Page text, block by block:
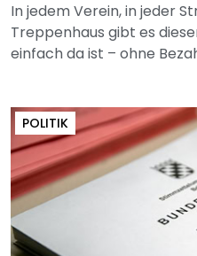
In jedem Verein, in jeder
Treppenhaus gibt es
einfach da ist – ohne
POLITIK